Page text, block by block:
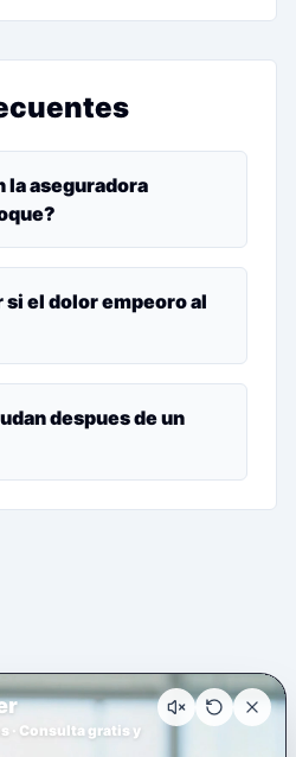
la aseguradora
el dolor empeoro al
despues de un
CONFIDENCIAL
· Consulta gratis y